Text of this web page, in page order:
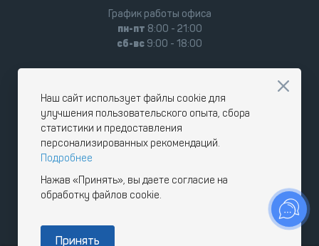
График работы офиса
пн-пт 8:00 - 21:00
сб-вс 9:00 - 18:00
Наш сайт использует файлы cookie для
улучшения пользовательского опыта, сбора
статистики и предоставления
персонализированных рекомендаций.
Подробнее
Нажав «Принять», вы даете согласие на
обработку файлов cookie.
Принять